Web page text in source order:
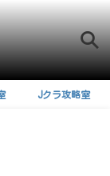
Jクラ攻略室